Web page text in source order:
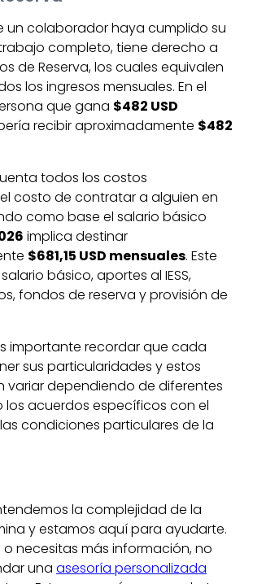
un colaborador haya cumplido su
completo, tiene derecho a
de Reserva, los cuales equivalen
los ingresos mensuales. En el
que gana $482 USD
recibir aproximadamente $482
todos los costos
costo de contratar a alguien en
como base el salario básico
implica destinar
$681,15 USD mensuales. Este
básico, aportes al IESS,
fondos de reserva y provisión de
importante recordar que cada
sus particularidades y estos
variar dependiendo de diferentes
acuerdos específicos con el
condiciones particulares de la
la complejidad de la
y estamos aquí para ayudarte.
o necesitas más información, no
una asesoría personalizada